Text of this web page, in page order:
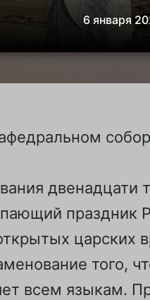
6 января
двенадцати
праздник
царских
того,
всем языкам.